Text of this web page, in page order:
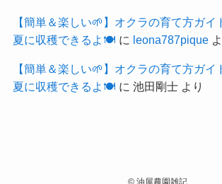
【簡単＆楽しい🌱】オクラの育て方ガイ
夏に収穫できるよ🍽️ に leona787piqueよ
【簡単＆楽しい🌱】オクラの育て方ガイ
夏に収穫できるよ🍽️ に 池田剛士より
©油屋農園雑記.